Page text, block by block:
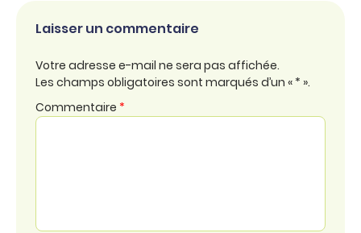
Laisser un commentaire
Votre adresse e-mail ne sera pas affichée.
Les champs obligatoires sont marqués d’un « * ».
Commentaire *